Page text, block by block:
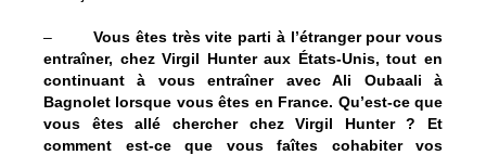
– Vous êtes très vite parti à l’étranger pour vous
entraîner, chez Virgil Hunter aux États-Unis, tout en
continuant à vous entraîner avec Ali Oubaali à
Bagnolet lorsque vous êtes en France. Qu’est-ce que
vous êtes allé chercher chez Virgil Hunter ? Et
comment est-ce que vous faîtes cohabiter vos